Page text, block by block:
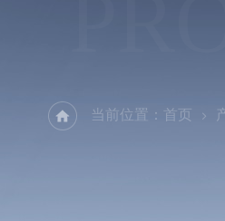
当前位置： 首页